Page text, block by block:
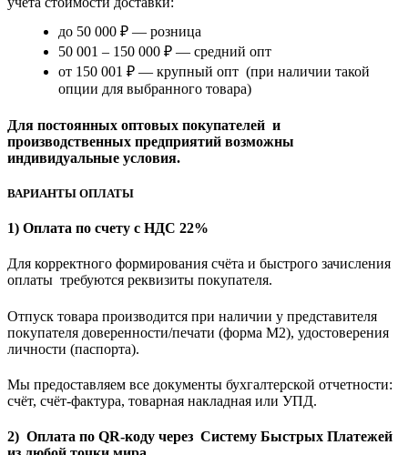
до 50 000 ₽ — розница
50 001 – 150 000 ₽ — средний опт
от 150 001 ₽ — крупный опт (при наличии такой
опции для выбранного товара)
Для постоянных оптовых покупателей и
производственных предприятий возможны
индивидуальные условия.
ВАРИАНТЫ ОПЛАТЫ
1) Оплата по счету с НДС 22%
Для корректного формирования счёта и быстрого зачисления
оплаты требуются реквизиты покупателя.
Отпуск товара производится при наличии у представителя
покупателя доверенности/печати (форма M2), удостоверения
личности (паспорта).
Мы предоставляем все документы бухгалтерской отчетности:
счёт, счёт-фактура, товарная накладная или УПД.
2) Оплата по QR-коду через Систему Быстрых Платежей